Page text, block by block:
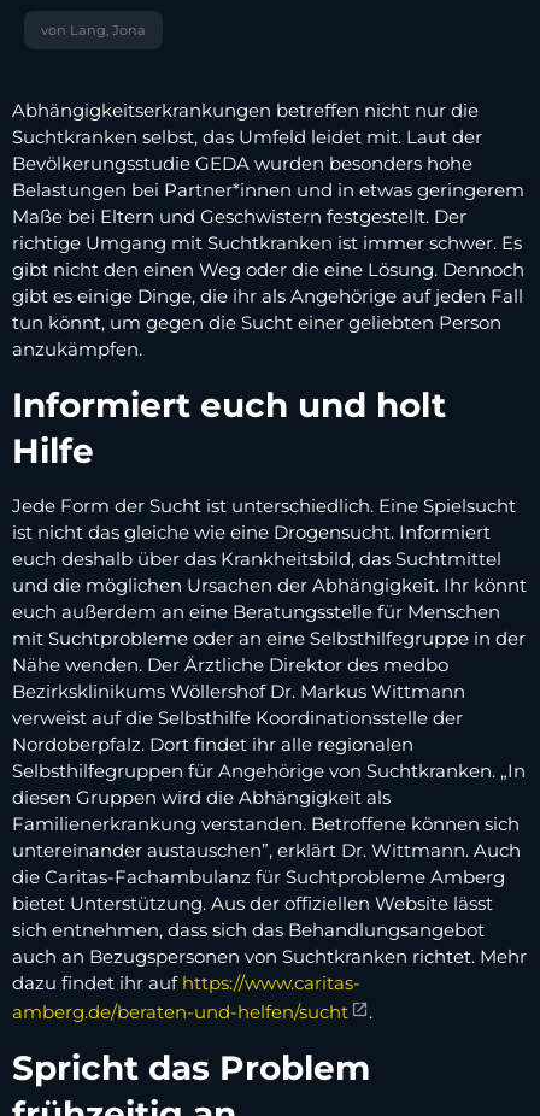
von Lang, Jona
Abhängigkeitserkrankungen betreffen nicht nur die
Suchtkranken selbst, das Umfeld leidet mit. Laut der
Bevölkerungsstudie GEDA wurden besonders hohe
Belastungen bei Partner*innen und in etwas geringerem
Maße bei Eltern und Geschwistern festgestellt. Der
richtige Umgang mit Suchtkranken ist immer schwer. Es
gibt nicht den einen Weg oder die eine Lösung. Dennoch
gibt es einige Dinge, die ihr als Angehörige auf jeden Fall
tun könnt, um gegen die Sucht einer geliebten Person
anzukämpfen.
Informiert euch und holt
Hilfe
Jede Form der Sucht ist unterschiedlich. Eine Spielsucht
ist nicht das gleiche wie eine Drogensucht. Informiert
euch deshalb über das Krankheitsbild, das Suchtmittel
und die möglichen Ursachen der Abhängigkeit. Ihr könnt
euch außerdem an eine Beratungsstelle für Menschen
mit Suchtprobleme oder an eine Selbsthilfegruppe in der
Nähe wenden. Der Ärztliche Direktor des medbo
Bezirksklinikums Wöllershof Dr. Markus Wittmann
verweist auf die Selbsthilfe Koordinationsstelle der
Nordoberpfalz. Dort findet ihr alle regionalen
Selbsthilfegruppen für Angehörige von Suchtkranken. „In
diesen Gruppen wird die Abhängigkeit als
Familienerkrankung verstanden. Betroffene können sich
untereinander austauschen”, erklärt Dr. Wittmann. Auch
die Caritas-Fachambulanz für Suchtprobleme Amberg
bietet Unterstützung. Aus der offiziellen Website lässt
sich entnehmen, dass sich das Behandlungsangebot
auch an Bezugspersonen von Suchtkranken richtet. Mehr
dazu findet ihr auf https://www.caritas-
amberg.de/beraten-und-helfen/sucht
.
Spricht das Problem